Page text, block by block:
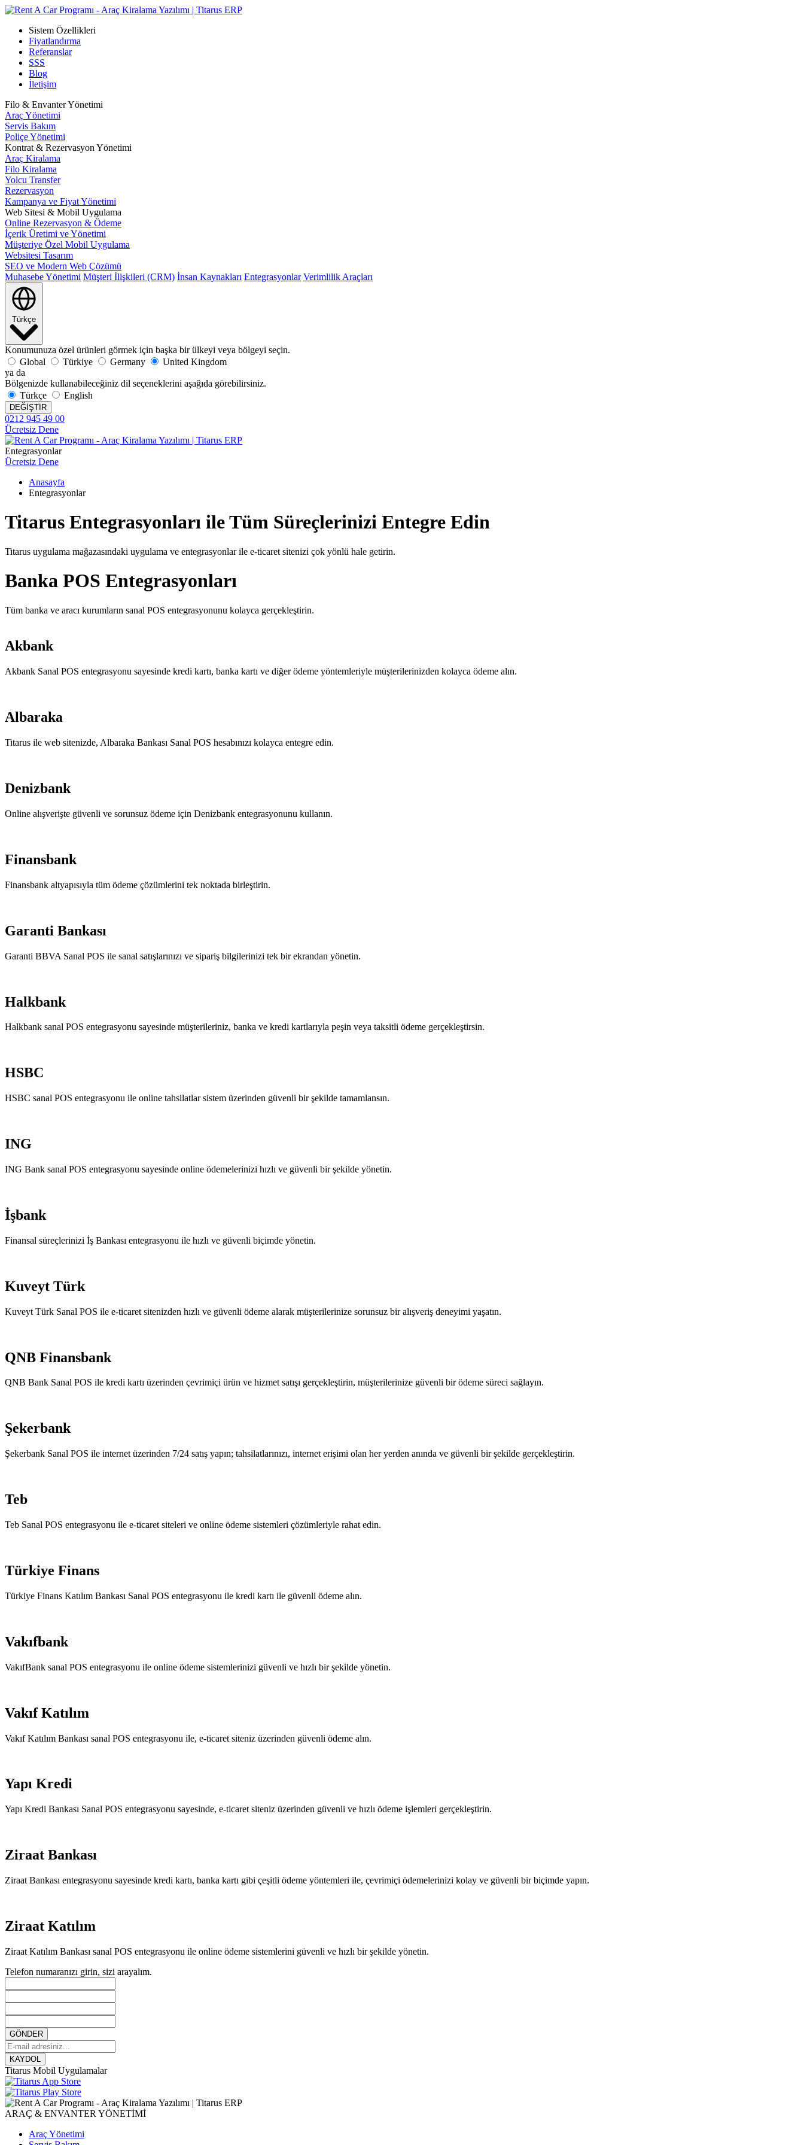
Sistem Özellikleri
Fiyatlandırma
Referanslar
SSS
Blog
İletişim
Filo & Envanter Yönetimi
Araç Yönetimi
Servis Bakım
Poliçe Yönetimi
Kontrat & Rezervasyon Yönetimi
Araç Kiralama
Filo Kiralama
Yolcu Transfer
Rezervasyon
Kampanya ve Fiyat Yönetimi
Web Sitesi & Mobil Uygulama
Online Rezervasyon & Ödeme
İçerik Üretimi ve Yönetimi
Müşteriye Özel Mobil Uygulama
Websitesi Tasarım
SEO ve Modern Web Çözümü
Muhasebe Yönetimi Müşteri İlişkileri (CRM) İnsan Kaynakları Entegrasyonlar Verimlilik Araçları
Türkçe
Konumunuza özel ürünleri görmek için başka bir ülkeyi veya bölgeyi seçin.
Global
Türkiye Germany
United Kingdom
ya da
Bölgenizde kullanabileceğiniz dil seçeneklerini aşağıda görebilirsiniz.
Türkçe
English
DEĞİŞTİR
0212 945 49 00
Ücretsiz Dene
Entegrasyonlar
Ücretsiz Dene
Anasayfa
Entegrasyonlar
Titarus Entegrasyonları ile Tüm Süreçlerinizi Entegre Edin
Titarus uygulama mağazasındaki uygulama ve entegrasyonlar ile e-ticaret sitenizi çok yönlü hale getirin.
Banka POS Entegrasyonları
Tüm banka ve aracı kurumların sanal POS entegrasyonunu kolayca gerçekleştirin.
Akbank
Akbank Sanal POS entegrasyonu sayesinde kredi kartı, banka kartı ve diğer ödeme yöntemleriyle müşterilerinizden kolayca ödeme alın.
Albaraka
Titarus ile web sitenizde, Albaraka Bankası Sanal POS hesabınızı kolayca entegre edin.
Denizbank
Online alışverişte güvenli ve sorunsuz ödeme için Denizbank entegrasyonunu kullanın.
Finansbank
Finansbank altyapısıyla tüm ödeme çözümlerini tek noktada birleştirin.
Garanti Bankası
Garanti BBVA Sanal POS ile sanal satışlarınızı ve sipariş bilgilerinizi tek bir ekrandan yönetin.
Halkbank
Halkbank sanal POS entegrasyonu sayesinde müşterileriniz, banka ve kredi kartlarıyla peşin veya taksitli ödeme gerçekleştirsin.
HSBC
HSBC sanal POS entegrasyonu ile online tahsilatlar sistem üzerinden güvenli bir şekilde tamamlansın.
ING
ING Bank sanal POS entegrasyonu sayesinde online ödemelerinizi hızlı ve güvenli bir şekilde yönetin.
İşbank
Finansal süreçlerinizi İş Bankası entegrasyonu ile hızlı ve güvenli biçimde yönetin.
Kuveyt Türk
Kuveyt Türk Sanal POS ile e-ticaret sitenizden hızlı ve güvenli ödeme alarak müşterilerinize sorunsuz bir alışveriş deneyimi yaşatın.
QNB Finansbank
QNB Bank Sanal POS ile kredi kartı üzerinden çevrimiçi ürün ve hizmet satışı gerçekleştirin, müşterilerinize güvenli bir ödeme süreci sağlayın.
Şekerbank
Şekerbank Sanal POS ile internet üzerinden 7/24 satış yapın; tahsilatlarınızı, internet erişimi olan her yerden anında ve güvenli bir şekilde gerçekleştirin.
Teb
Teb Sanal POS entegrasyonu ile e-ticaret siteleri ve online ödeme sistemleri çözümleriyle rahat edin.
Türkiye Finans
Türkiye Finans Katılım Bankası Sanal POS entegrasyonu ile kredi kartı ile güvenli ödeme alın.
Vakıfbank
VakıfBank sanal POS entegrasyonu ile online ödeme sistemlerinizi güvenli ve hızlı bir şekilde yönetin.
Vakıf Katılım
Vakıf Katılım Bankası sanal POS entegrasyonu ile, e-ticaret siteniz üzerinden güvenli ödeme alın.
Yapı Kredi
Yapı Kredi Bankası Sanal POS entegrasyonu sayesinde, e-ticaret siteniz üzerinden güvenli ve hızlı ödeme işlemleri gerçekleştirin.
Ziraat Bankası
Ziraat Bankası entegrasyonu sayesinde kredi kartı, banka kartı gibi çeşitli ödeme yöntemleri ile, çevrimiçi ödemelerinizi kolay ve güvenli bir biçimde yapın.
Ziraat Katılım
Ziraat Katılım Bankası sanal POS entegrasyonu ile online ödeme sistemlerini güvenli ve hızlı bir şekilde yönetin.
Telefon numaranızı girin, sizi arayalım.
GÖNDER
KAYDOL
Titarus Mobil Uygulamalar
ARAÇ & ENVANTER YÖNETİMİ
Araç Yönetimi